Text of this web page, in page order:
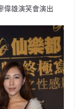
偉雄演笑會演出